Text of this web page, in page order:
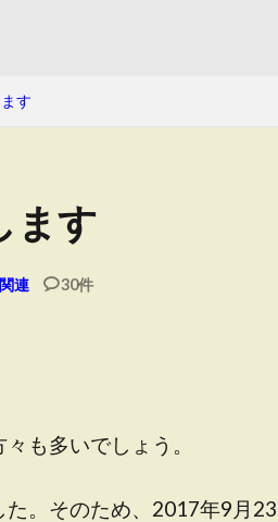
す
ます
連 30件
も多いでしょう。
。そのため、2017年9月